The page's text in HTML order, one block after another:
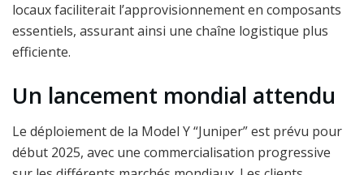
locaux faciliterait l’approvisionnement en composants
essentiels, assurant ainsi une chaîne logistique plus
efficiente.
Un lancement mondial attendu
Le déploiement de la Model Y “Juniper” est prévu pour
début 2025, avec une commercialisation progressive